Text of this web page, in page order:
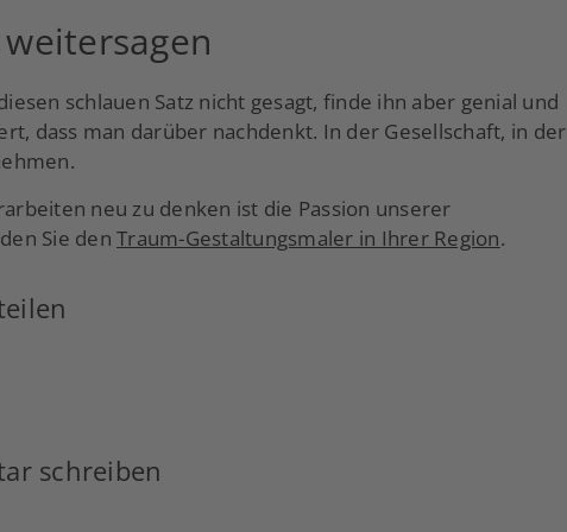
schlauen Satz nicht gesagt, finde ihn aber genial und
dass man darüber nachdenkt. In der Gesellschaft, in der
neu zu denken ist die Passion unserer
Sie den Traum-Gestaltungsmaler in Ihrer Region.
schreiben